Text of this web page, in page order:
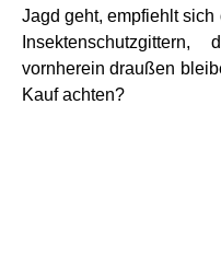
Jagd geht, empfiehlt
vornherein draußen
Kauf achten?